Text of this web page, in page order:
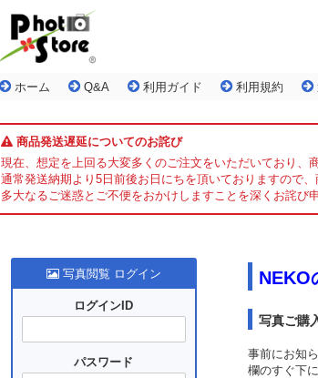
ホーム Q&A 利用ガイド 利用規約
商品発送遅延についてのお詫び
現在、想定を上回る大変多くのご注文をいただいており、
通常発送納期より5日前後お日にちを頂いておりますので
多大なるご迷惑とご不便をおかけしますことを深くお詫び
写真閲覧 ログイン
ログインID
パスワード
NEKO
写真ご購
事前にお知
欄のすぐ下